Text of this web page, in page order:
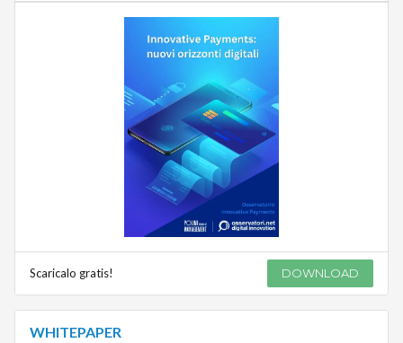
Scaricalo gratis! DOWNLOAD
WHITEPAPER